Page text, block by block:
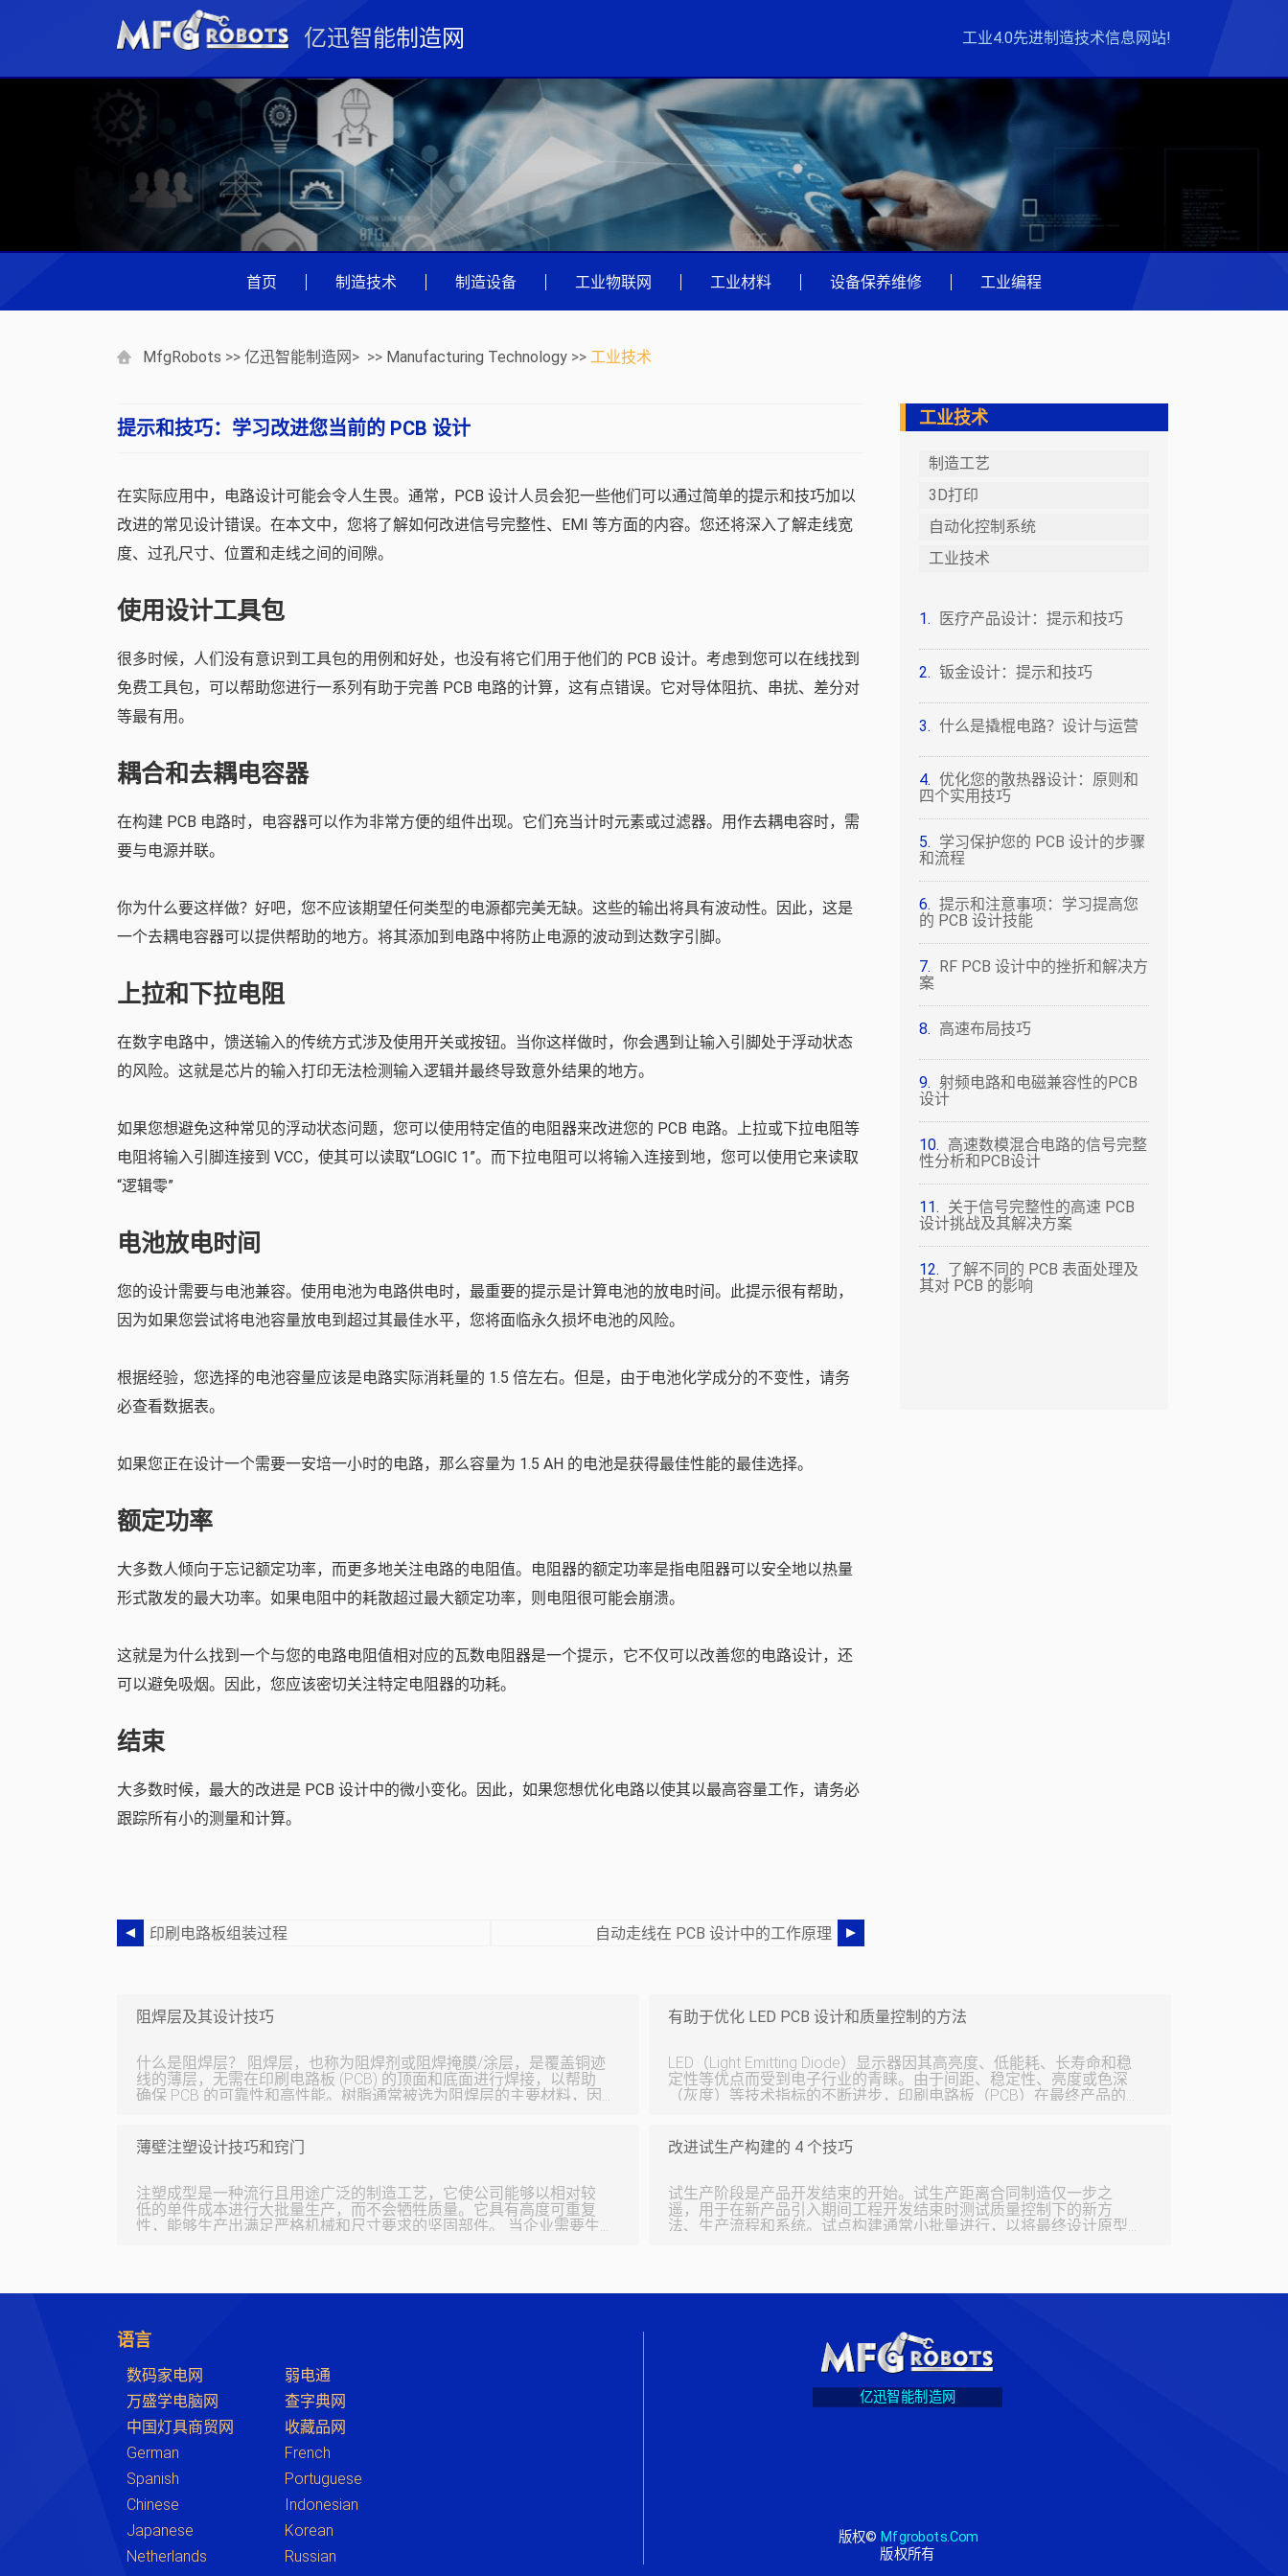
亿迅智能制造网 工业4.0先进制造技术信息网站!
首页 制造技术 制造设备 工业物联网 工业材料 设备保养维修 工业编程
MfgRobots >> 亿迅智能制造网> >> Manufacturing Technology >> 工业技术
提示和技巧：学习改进您当前的 PCB 设计
在实际应用中，电路设计可能会令人生畏。通常，PCB 设计人员会犯一些他们可以通过简单的提示和技巧加以
改进的常见设计错误。在本文中，您将了解如何改进信号完整性、EMI 等方面的内容。您还将深入了解走线宽
度、过孔尺寸、位置和走线之间的间隙。
使用设计工具包
很多时候，人们没有意识到工具包的用例和好处，也没有将它们用于他们的 PCB 设计。考虑到您可以在线找到
免费工具包，可以帮助您进行一系列有助于完善 PCB 电路的计算，这有点错误。它对导体阻抗、串扰、差分对
等最有用。
耦合和去耦电容器
在构建 PCB 电路时，电容器可以作为非常方便的组件出现。它们充当计时元素或过滤器。用作去耦电容时，需
要与电源并联。
你为什么要这样做？好吧，您不应该期望任何类型的电源都完美无缺。这些的输出将具有波动性。因此，这是
一个去耦电容器可以提供帮助的地方。将其添加到电路中将防止电源的波动到达数字引脚。
上拉和下拉电阻
在数字电路中，馈送输入的传统方式涉及使用开关或按钮。当你这样做时，你会遇到让输入引脚处于浮动状态
的风险。这就是芯片的输入打印无法检测输入逻辑并最终导致意外结果的地方。
如果您想避免这种常见的浮动状态问题，您可以使用特定值的电阻器来改进您的 PCB 电路。上拉或下拉电阻等
电阻将输入引脚连接到 VCC，使其可以读取“LOGIC 1”。而下拉电阻可以将输入连接到地，您可以使用它来读取
“逻辑零”
电池放电时间
您的设计需要与电池兼容。使用电池为电路供电时，最重要的提示是计算电池的放电时间。此提示很有帮助，
因为如果您尝试将电池容量放电到超过其最佳水平，您将面临永久损坏电池的风险。
根据经验，您选择的电池容量应该是电路实际消耗量的 1.5 倍左右。但是，由于电池化学成分的不变性，请务
必查看数据表。
如果您正在设计一个需要一安培一小时的电路，那么容量为 1.5 AH 的电池是获得最佳性能的最佳选择。
额定功率
大多数人倾向于忘记额定功率，而更多地关注电路的电阻值。电阻器的额定功率是指电阻器可以安全地以热量
形式散发的最大功率。如果电阻中的耗散超过最大额定功率，则电阻很可能会崩溃。
这就是为什么找到一个与您的电路电阻值相对应的瓦数电阻器是一个提示，它不仅可以改善您的电路设计，还
可以避免吸烟。因此，您应该密切关注特定电阻器的功耗。
结束
大多数时候，最大的改进是 PCB 设计中的微小变化。因此，如果您想优化电路以使其以最高容量工作，请务必
跟踪所有小的测量和计算。
印刷电路板组装过程 自动走线在 PCB 设计中的工作原理
工业技术
制造工艺
3D打印
自动化控制系统
工业技术
医疗产品设计：提示和技巧
钣金设计：提示和技巧
什么是撬棍电路？设计与运营
优化您的散热器设计：原则和
四个实用技巧
学习保护您的 PCB 设计的步骤
和流程
提示和注意事项：学习提高您
的 PCB 设计技能
RF PCB 设计中的挫折和解决方
案
高速布局技巧
射频电路和电磁兼容性的PCB
设计
高速数模混合电路的信号完整
性分析和PCB设计
关于信号完整性的高速 PCB
设计挑战及其解决方案
了解不同的 PCB 表面处理及
其对 PCB 的影响
阻焊层及其设计技巧
什么是阻焊层？ 阻焊层，也称为阻焊剂或阻焊掩膜/涂层，是覆盖铜迹
线的薄层，无需在印刷电路板 (PCB) 的顶面和底面进行焊接，以帮助
确保 PCB 的可靠性和高性能。树脂通常被选为阻焊层的主要材料，因
但是，阻焊层可以显示为不同的颜色，包括绿色、白色、蓝色、黑
色、红色、黄色等。根据不同的需求应用不同的颜色。例如一些 RD 倾
生产的电路板区分开来）。选择黑色阻焊膜只是为了与最终产品外壳
的颜色兼容，当这些板
有助于优化 LED PCB 设计和质量控制的方法
LED（Light Emitting Diode）显示器因其高亮度、低能耗、长寿命和稳
定性等优点而受到电子行业的青睐。由于间距、稳定性、亮度或色深
（灰度）等技术指标的不断进步，印刷电路板（PCB）在最终产品的质
重要的考虑因素。建议在进行曝光时根据参考图片设计密集电路层。
在过孔填充工艺（VFP）的电路板抛光和阻焊应用之前的电路板抛光过
廓公差通常在±0.1mm。然而，在 LE
薄壁注塑设计技巧和窍门
注塑成型是一种流行且用途广泛的制造工艺，它使公司能够以相对较
低的单件成本进行大批量生产，而不会牺牲质量。它具有高度可重复
性，能够生产出满足严格机械和尺寸要求的坚固部件。 当企业需要生
识、其常见应用以及一些注塑成型设计技巧，以便您从正确的角度开
更轻的零件。通过选择薄壁注塑而不是传统注塑，企业可以
改进试生产构建的 4 个技巧
试生产阶段是产品开发结束的开始。试生产距离合同制造仅一步之
遥，用于在新产品引入期间工程开发结束时测试质量控制下的新方
法、生产流程和系统。试点构建通常小批量进行，以将最终设计原型
的所有内容都需要处于修订控制之下。请务必了解流程以及如何在其
运输。确保您有一个质量计划，它是该生产线的一
语言
数码家电网
弱电通
万盛学电脑网
查字典网
中国灯具商贸网
收藏品网
German
French
Spanish
Portuguese
Chinese
Indonesian
Japanese
Korean
Netherlands
Russian
亿迅智能制造网
版权© Mfgrobots.com
版权所有